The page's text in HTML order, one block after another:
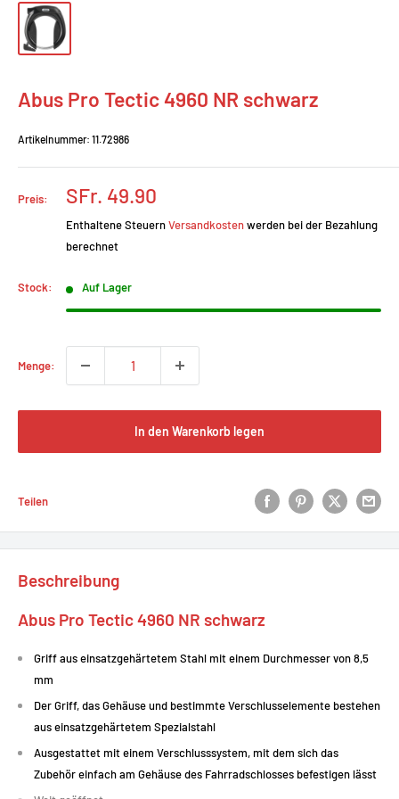
Abus Pro Tectic 4960 NR schwarz
Artikelnummer: 11.72986
Preis:
Prix
réduit
SFr. 49.90
Enthaltene SteuernVersandkostenwerden bei der Bezahlung
berechnet
Stock: Auf Lager
Menge:
In den Warenkorb legen
Teilen
Beschreibung
Abus Pro Tectic 4960 NR schwarz
Griff aus einsatzgehärtetem Stahl mit einem Durchmesser von 8,5
mm
Der Griff, das Gehäuse und bestimmte Verschlusselemente bestehen
aus einsatzgehärtetem Spezialstahl
Ausgestattet mit einem Verschlusssystem, mit dem sich das
Zubehör einfach am Gehäuse des Fahrradschlosses befestigen lässt